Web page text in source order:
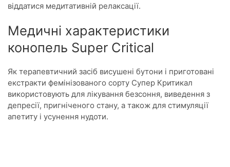
віддатися медитативній релаксації.
Медичні характеристики
конопель Super Critical
Як терапевтичний засіб висушені бутони і приготовані
екстракти фемінізованого сорту Супер Критикал
використовують для лікування безсоння, виведення з
депресії, пригніченого стану, а також для стимуляції
апетиту і усунення нудоти.